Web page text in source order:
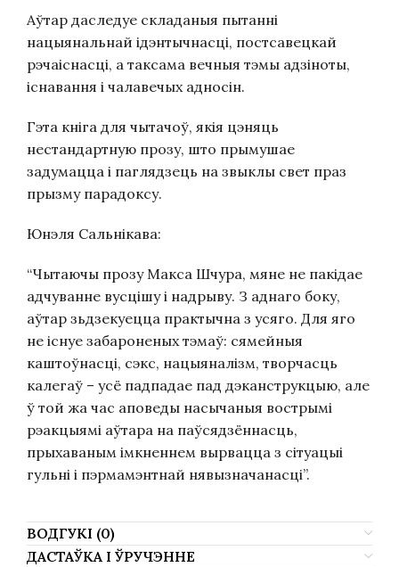
Аўтар даследуе складаныя пытанні
нацыянальнай ідэнтычнасці, постсавецкай
рэчаіснасці, а таксама вечныя тэмы адзіноты,
існавання і чалавечых адносін.
Гэта кніга для чытачоў, якія цэняць
нестандартную прозу, што прымушае
задумацца і паглядзець на звыклы свет праз
прызму парадоксу.
Юнэля Сальнікава:
“Чытаючы прозу Макса Шчура, мяне не пакідае
адчуванне вусцішу і надрыву. З аднаго боку,
аўтар зьдзекуецца практычна з усяго. Для яго
не існуе забароненых тэмаў: сямейныя
каштоўнасці, сэкс, нацыяналізм, творчасць
калегаў – усё падпадае пад дэканструкцыю, але
ў той жа час аповеды насычаныя вострымі
рэакцыямі аўтара на паўсядзённасць,
прыхаваным імкненнем вырвацца з сітуацыі
гульні і пэрмамэнтнай нявызначанасці”.
ВОДГУКІ (0)
ДАСТАЎКА І ЎРУЧЭННЕ